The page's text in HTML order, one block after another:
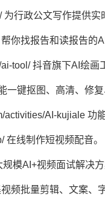
行政公文写作提供实
你找报告和读报告的AI
tool/ 抖音旗下AI绘画
一键抠图、高清、修复
AI-kujiale 功
在线制作短视频配音。
模AI+视频面试解决方
频批量剪辑、文案